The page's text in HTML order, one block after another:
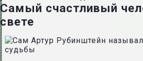
Самый счастливый
свете